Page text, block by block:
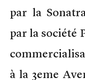
par la
par la société
à la 3eme